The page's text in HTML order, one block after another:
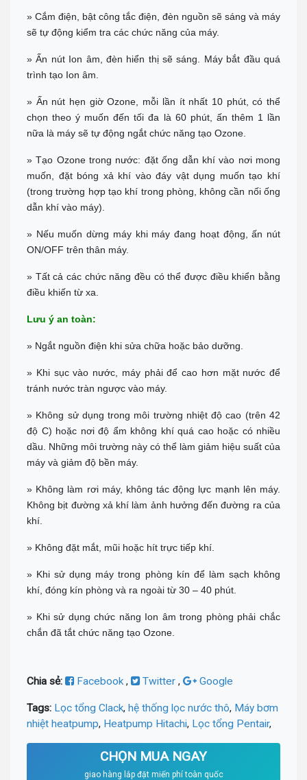
» Cắm điện, bật công tắc điện, đèn nguồn sẽ sáng và máy
sẽ tự động kiểm tra các chức năng của máy.
» Ấn nút Ion âm, đèn hiển thị sẽ sáng. Máy bắt đầu quá
trình tạo Ion âm.
» Ấn nút hẹn giờ Ozone, mỗi lần ít nhất 10 phút, có thể
chọn theo ý muốn đến tối đa là 60 phút, ấn thêm 1 lần
nữa là máy sẽ tự động ngắt chức năng tạo Ozone.
» Tạo Ozone trong nước: đặt ống dẫn khí vào nơi mong
muốn, đặt bóng xả khí vào đáy vật dụng muốn tạo khí
(trong trường hợp tạo khí trong phòng, không cần nối ống
dẫn khí vào máy).
» Nếu muốn dừng máy khi máy đang hoạt động, ấn nút
ON/OFF trên thân máy.
» Tất cả các chức năng đều có thể được điều khiển bằng
điều khiến từ xa.
Lưu ý an toàn:
» Ngắt nguồn điện khi sửa chữa hoặc bảo dưỡng.
» Khi sục vào nước, máy phải để cao hơn mặt nước để
tránh nước tràn ngược vào máy.
» Không sử dụng trong môi trường nhiệt độ cao (trên 42
độ C) hoặc nơi độ ẩm không khí quá cao hoặc có nhiều
dầu. Những môi trường này có thể làm giảm hiệu suất của
máy và giảm độ bền máy.
» Không làm rơi máy, không tác động lực mạnh lên máy.
Không bịt đường xả khí làm ảnh hưởng đến đường ra của
khí.
» Không đặt mắt, mũi hoặc hít trực tiếp khí.
» Khi sử dụng máy trong phòng kín để làm sạch không
khí, đóng kín phòng và ra ngoài từ 30 – 40 phút.
» Khi sử dụng chức năng Ion âm trong phòng phải chắc
chắn đã tắt chức năng tạo Ozone.
Chia sẻ: Facebook, Twitter , Google
Tags: Lọc tổng Clack, hệ thống lọc nước thô, Máy bơm
nhiệt heatpump, Heatpump Hitachi, Lọc tổng Pentair,
CHỌN MUA NGAY
giao hàng lắp đặt miến phí toàn quốc